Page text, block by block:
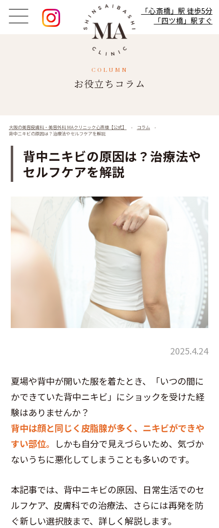
「心斎橋」駅 徒歩5分
「四ツ橋」駅すぐ
COLUMN
お役立ちコラム
大阪の美容皮膚科・美容外科 MAクリニック心斎橋【公式】 - コラム-
背中ニキビの原因は？治療法やセルフケアを解説
背中ニキビの原因は？治療法や
セルフケアを解説
2025.4.24
夏場や背中が開いた服を着たとき、「いつの間に
かできていた背中ニキビ」にショックを受けた経
験はありませんか？
背中は顔と同じく皮脂腺が多く、ニキビができや
すい部位。 しかも自分で見えづらいため、気づか
ないうちに悪化してしまうことも多いのです。
本記事では、背中ニキビの原因、日常生活でのセ
ルフケア、皮膚科での治療法、さらには再発を防
ぐ新しい選択肢まで、詳しく解説します。